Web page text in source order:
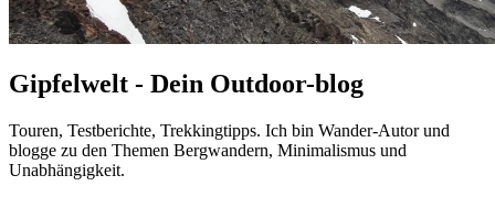
Gipfelwelt - Dein Outdoor-blog
Touren, Testberichte, Trekkingtipps. Ich bin Wander-Autor und
blogge zu den Themen Bergwandern, Minimalismus und
Unabhängigkeit.